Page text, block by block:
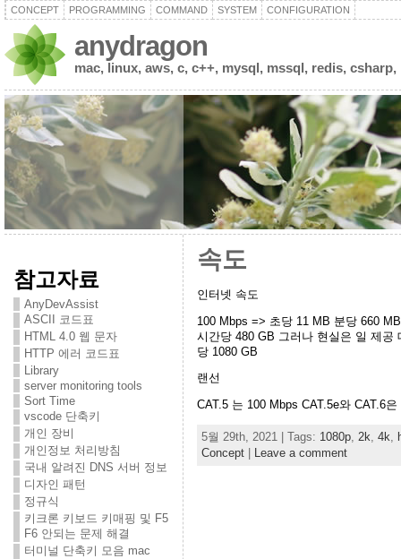
CONCEPT PROGRAMMING COMMAND SYSTEM CONFIGURATION
anydragon
mac, linux, aws, c, c++, mysql, mssql, redis,
참고자료
AnyDevAssist
ASCII 코드표
HTML 4.0 웹 문자
HTTP 에러 코드표
Library
server monitoring tools
Sort Time
vscode 단축키
개인 장비
개인정보 처리방침
국내 알려진 DNS 서버 정보
디자인 패턴
정규식
키크론 키보드 키매핑 및 F5
F6 안되는 문제 해결
터미널 단축키 모음 mac
속도
인터넷 속도
100 Mbps => 초당 11 MB 분당 660
시간당 480 GB 그러나 현실은 일 제
당 1080 GB
랜선
CAT.5 는 100 Mbps CAT.5e와 CAT.6
5월 29th, 2021 | Tags: 1080p, 2k 4k
Concept| Leave a comment